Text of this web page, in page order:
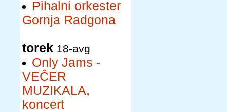
Pihalni orkester
Gornja Radgona
torek 18-avg
Only Jams -
VEČER
MUZIKALA,
koncert